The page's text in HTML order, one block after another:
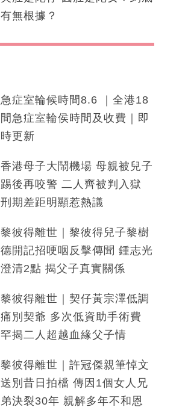
有無根據？
急症室輪候時間8.6 ｜全港18
間急症室輪侯時間及收費｜即
時更新
香港母子大鬧機場 母親被兒子
踢後再咬警 二人齊被判入獄
刑期差距明顯惹熱議
黎彼得離世｜黎彼得兒子黎樹
德開記招哽咽反擊傳聞 鍾志光
澄清2點 揭父子真實關係
黎彼得離世｜契仔黃宗澤低調
痛別契爺 多次低資助手術費
罕揭二人超越血緣父子情
黎彼得離世｜許冠傑親筆悼文
送別昔日拍檔 傳因1個女人兄
弟決裂30年 親解多年不和恩